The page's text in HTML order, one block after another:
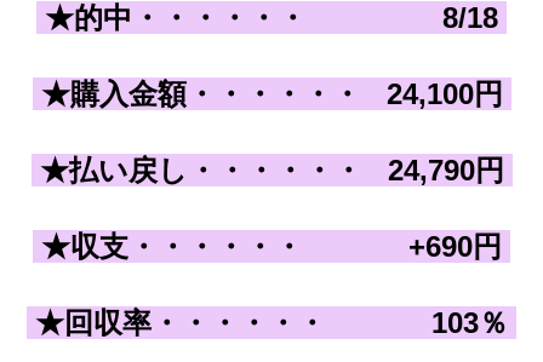
★的中・・・・・・ 8/18
★購入金額・・・・・・ 24,100円
★払い戻し ・・・・・・ 24,790円
★収支 ・・・・・・ +690円
★回収率 ・・・・・・ 103％